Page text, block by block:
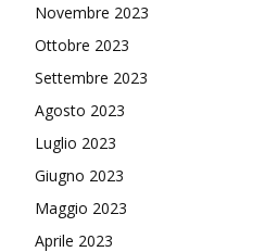
Novembre 2023
Ottobre 2023
Settembre 2023
Agosto 2023
Luglio 2023
Giugno 2023
Maggio 2023
Aprile 2023